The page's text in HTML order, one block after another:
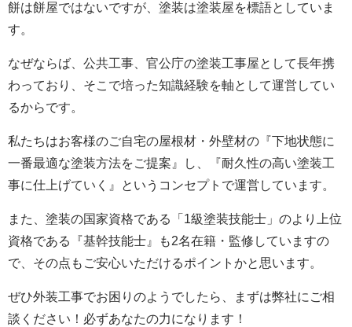
餅は餅屋ではないですが、塗装は塗装屋を標語としていま
す。
なぜならば、公共工事、官公庁の塗装工事屋として長年携
わっており、そこで培った知識経験を軸として運営してい
るからです。
私たちはお客様のご自宅の屋根材・外壁材の『下地状態に
一番最適な塗装方法をご提案』し、『耐久性の高い塗装工
事に仕上げていく』というコンセプトで運営しています。
また、塗装の国家資格である「1級塗装技能士」のより上位
資格である『基幹技能士』も2名在籍・監修していますの
で、その点もご安心いただけるポイントかと思います。
ぜひ外装工事でお困りのようでしたら、まずは弊社にご相
談ください！必ずあなたの力になります！